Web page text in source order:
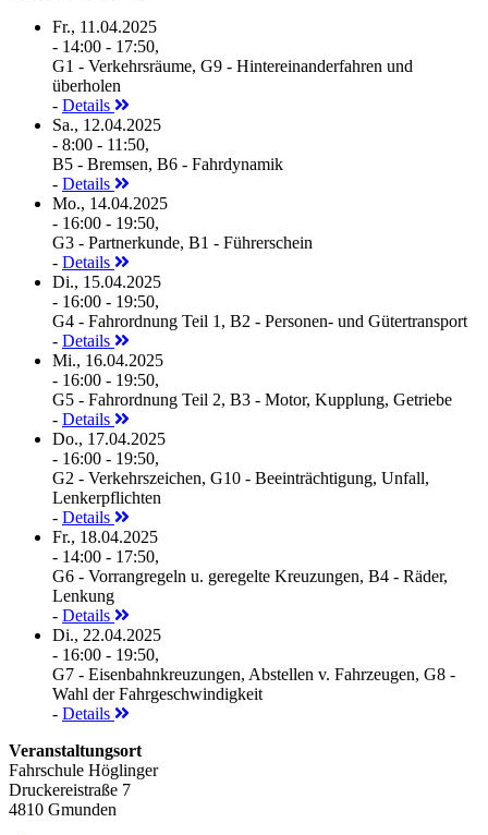
Fr., 11.04.2025
- 14:00 - 17:50,
G1 - Verkehrsräume, G9 - Hintereinanderfahren und
überholen
- Details
Sa., 12.04.2025
- 8:00 - 11:50,
B5 - Bremsen, B6 - Fahrdynamik
- Details
Mo., 14.04.2025
- 16:00 - 19:50,
G3 - Partnerkunde, B1 - Führerschein
- Details
Di., 15.04.2025
- 16:00 - 19:50,
G4 - Fahrordnung Teil 1, B2 - Personen- und Gütertransport
- Details
Mi., 16.04.2025
- 16:00 - 19:50,
G5 - Fahrordnung Teil 2, B3 - Motor, Kupplung, Getriebe
- Details
Do., 17.04.2025
- 16:00 - 19:50,
G2 - Verkehrszeichen, G10 - Beeinträchtigung, Unfall,
Lenkerpflichten
- Details
Fr., 18.04.2025
- 14:00 - 17:50,
G6 - Vorrangregeln u. geregelte Kreuzungen, B4 - Räder,
Lenkung
- Details
Di., 22.04.2025
- 16:00 - 19:50,
G7 - Eisenbahnkreuzungen, Abstellen v. Fahrzeugen, G8 -
Wahl der Fahrgeschwindigkeit
- Details
Veranstaltungsort
Fahrschule Höglinger
Druckereistraße 7
4810 Gmunden